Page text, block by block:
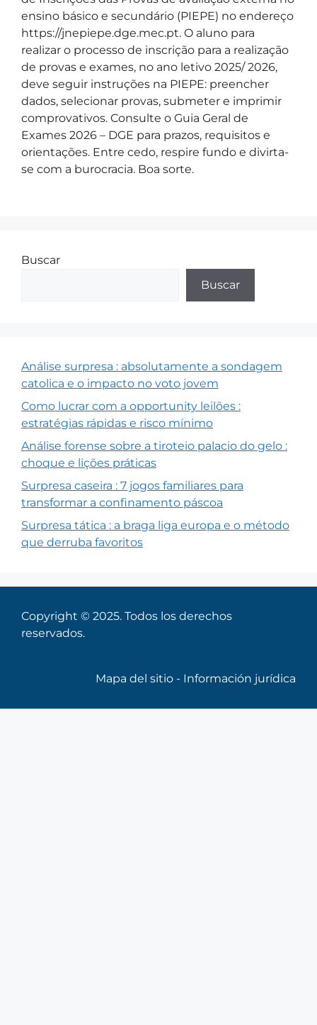
ensino básico e secundário (PIEPE) no endereço
https://jnepiepe.dge.mec.pt. O aluno para
realizar o processo de inscrição para a realização
de provas e exames, no ano letivo 2025/ 2026,
deve seguir instruções na PIEPE: preencher
dados, selecionar provas, submeter e imprimir
comprovativos. Consulte o Guia Geral de
Exames 2026 – DGE para prazos, requisitos e
orientações. Entre cedo, respire fundo e divirta-
se com a burocracia. Boa sorte.
Buscar
Buscar
Análise surpresa : absolutamente a sondagem
catolica e o impacto no voto jovem
Como lucrar com a opportunity leilões :
estratégias rápidas e risco mínimo
Análise forense sobre a tiroteio palacio do gelo :
choque e lições práticas
Surpresa caseira : 7 jogos familiares para
transformar a confinamento páscoa
Surpresa tática : a braga liga europa e o método
que derruba favoritos
Copyright © 2025. Todos los derechos
reservados.
Mapa del sitio - Información jurídica